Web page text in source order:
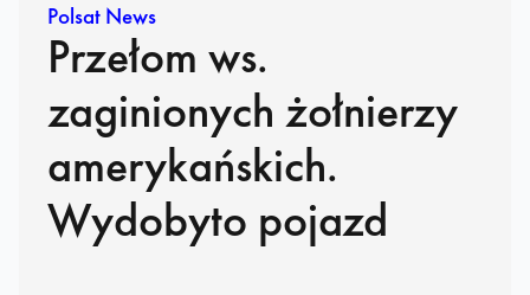
Polsat News
Przełom ws.
zaginionych żołnierzy
amerykańskich.
Wydobyto pojazd